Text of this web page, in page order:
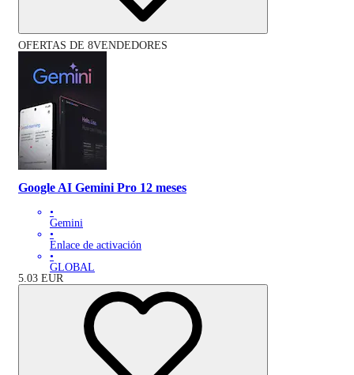
OFERTAS DE 8VENDEDORES
Google AI Gemini Pro 12 meses
•
Gemini
•
Enlace de activación
•
GLOBAL
5.03 EUR